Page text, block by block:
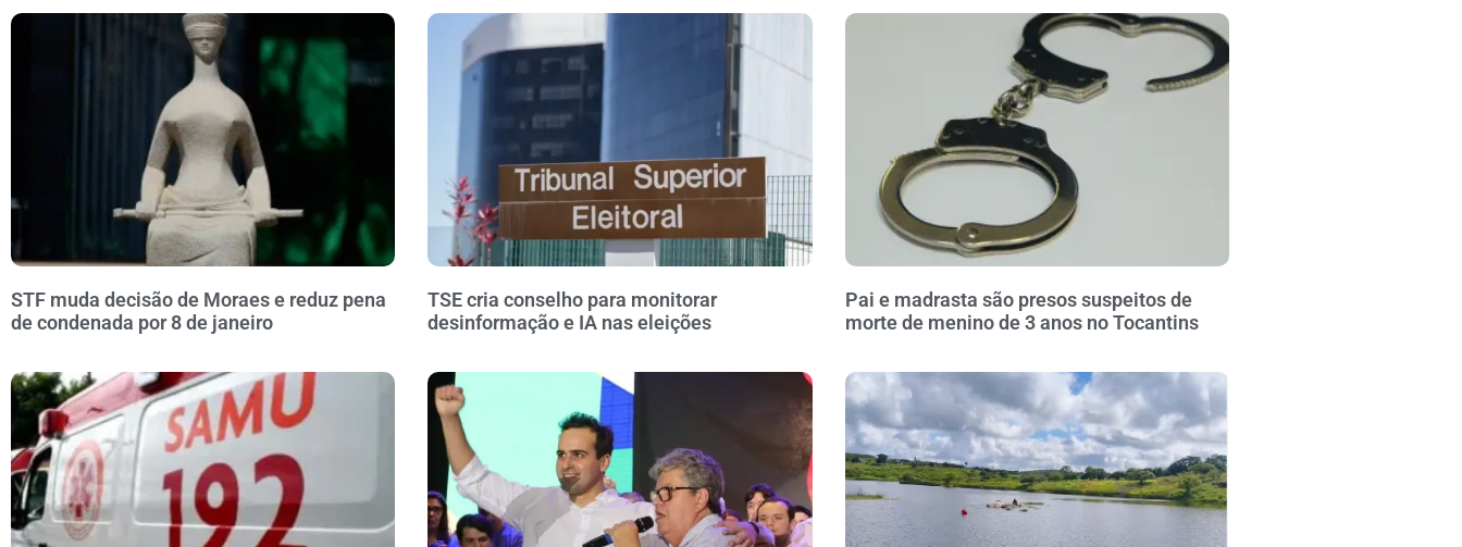
STF muda decisão de Moraes e reduz pena
de condenada por 8 de janeiro
TSE cria conselho para monitorar
desinformação e IA nas eleições
Pai e madrasta são presos suspeitos de
morte de menino de 3 anos no Tocantins